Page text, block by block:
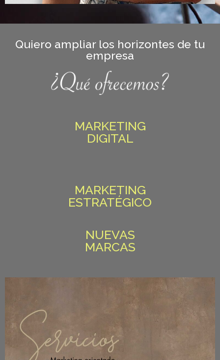
Quiero ampliar los horizontes de tu
empresa
MARKETING
DIGITAL
MARKETING
ESTRATÉGICO
NUEVAS
MARCAS